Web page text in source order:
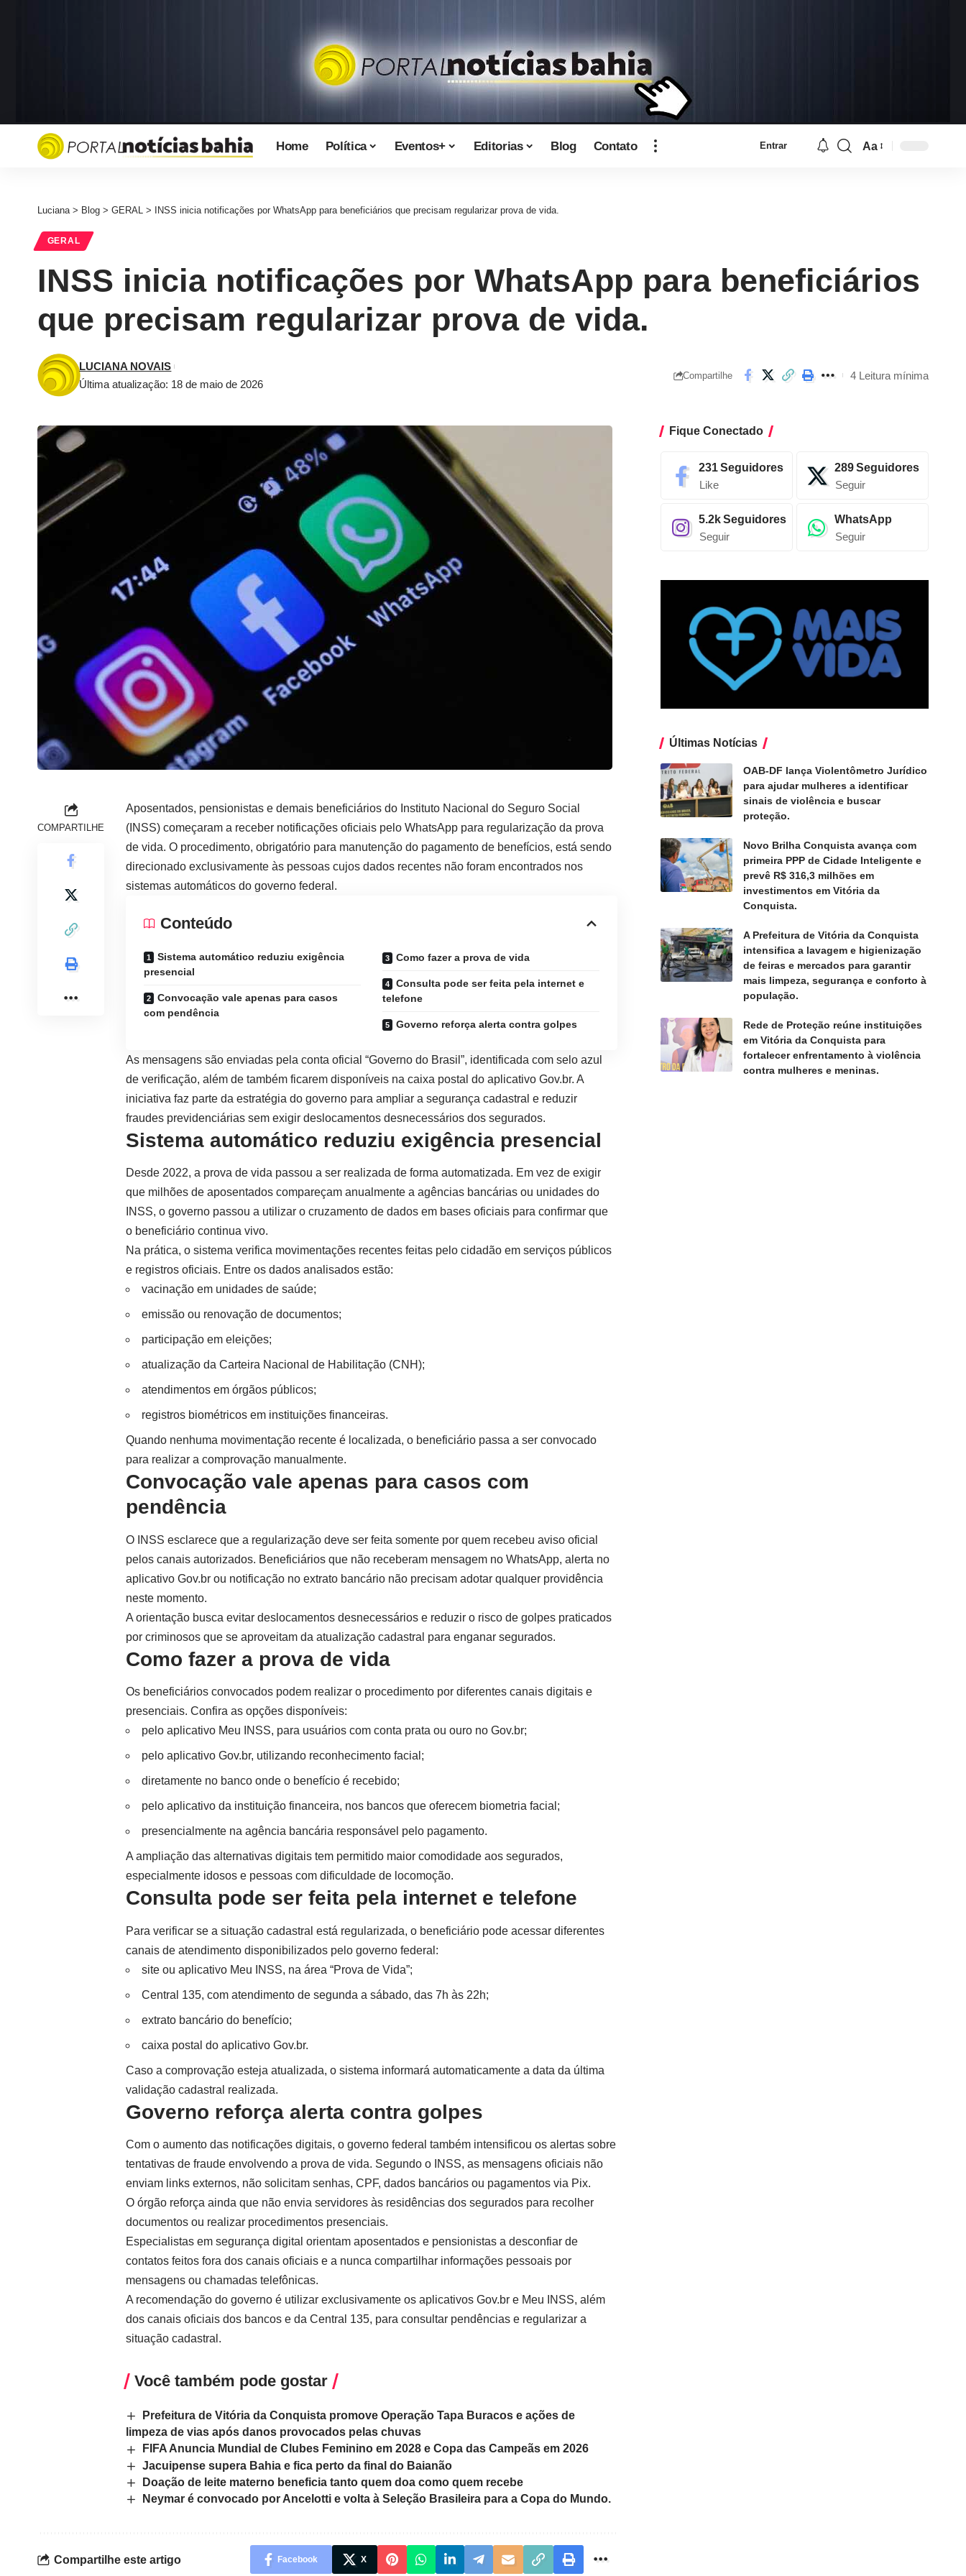
Home Política Eventos+ Editorias Blog Contato Entrar Aa
Luciana> Blog > GERAL > INSS inicia notificações por WhatsApp para beneficiários que precisam regularizar prova de vida.
GERAL
INSS inicia notificações por WhatsApp para beneficiários
que precisam regularizar prova de vida.
Última atualização: 18 de maio de 2026
LUCIANA NOVAIS
Compartilhe 4 Leitura mínima
COMPARTILHE
Aposentados, pensionistas e demais beneficiários do Instituto Nacional do Seguro Social
(INSS) começaram a receber notificações oficiais pelo WhatsApp para regularização da prova
de vida. O procedimento, obrigatório para manutenção do pagamento de benefícios, está sendo
direcionado exclusivamente às pessoas cujos dados recentes não foram encontrados nos
sistemas automáticos do governo federal.
Conteúdo
Sistema automático reduziu exigência
presencial
Convocação vale apenas para casos
com pendência
Como fazer a prova de vida
Consulta pode ser feita pela internet e
telefone
Governo reforça alerta contra golpes
As mensagens são enviadas pela conta oficial “Governo do Brasil”, identificada com selo azul
de verificação, além de também ficarem disponíveis na caixa postal do aplicativo Gov.br. A
iniciativa faz parte da estratégia do governo para ampliar a segurança cadastral e reduzir
fraudes previdenciárias sem exigir deslocamentos desnecessários dos segurados.
Sistema automático reduziu exigência presencial
Desde 2022, a prova de vida passou a ser realizada de forma automatizada. Em vez de exigir
que milhões de aposentados compareçam anualmente a agências bancárias ou unidades do
INSS, o governo passou a utilizar o cruzamento de dados em bases oficiais para confirmar que
o beneficiário continua vivo.
Na prática, o sistema verifica movimentações recentes feitas pelo cidadão em serviços públicos
e registros oficiais. Entre os dados analisados estão:
vacinação em unidades de saúde;
emissão ou renovação de documentos;
participação em eleições;
atualização da Carteira Nacional de Habilitação (CNH);
atendimentos em órgãos públicos;
registros biométricos em instituições financeiras.
Quando nenhuma movimentação recente é localizada, o beneficiário passa a ser convocado
para realizar a comprovação manualmente.
Convocação vale apenas para casos com
pendência
O INSS esclarece que a regularização deve ser feita somente por quem recebeu aviso oficial
pelos canais autorizados. Beneficiários que não receberam mensagem no WhatsApp, alerta no
aplicativo Gov.br ou notificação no extrato bancário não precisam adotar qualquer providência
neste momento.
A orientação busca evitar deslocamentos desnecessários e reduzir o risco de golpes praticados
por criminosos que se aproveitam da atualização cadastral para enganar segurados.
Como fazer a prova de vida
Os beneficiários convocados podem realizar o procedimento por diferentes canais digitais e
presenciais. Confira as opções disponíveis:
pelo aplicativo Meu INSS, para usuários com conta prata ou ouro no Gov.br;
pelo aplicativo Gov.br, utilizando reconhecimento facial;
diretamente no banco onde o benefício é recebido;
pelo aplicativo da instituição financeira, nos bancos que oferecem biometria facial;
presencialmente na agência bancária responsável pelo pagamento.
A ampliação das alternativas digitais tem permitido maior comodidade aos segurados,
especialmente idosos e pessoas com dificuldade de locomoção.
Consulta pode ser feita pela internet e telefone
Para verificar se a situação cadastral está regularizada, o beneficiário pode acessar diferentes
canais de atendimento disponibilizados pelo governo federal:
site ou aplicativo Meu INSS, na área “Prova de Vida”;
Central 135, com atendimento de segunda a sábado, das 7h às 22h;
extrato bancário do benefício;
caixa postal do aplicativo Gov.br.
Caso a comprovação esteja atualizada, o sistema informará automaticamente a data da última
validação cadastral realizada.
Governo reforça alerta contra golpes
Com o aumento das notificações digitais, o governo federal também intensificou os alertas sobre
tentativas de fraude envolvendo a prova de vida. Segundo o INSS, as mensagens oficiais não
enviam links externos, não solicitam senhas, CPF, dados bancários ou pagamentos via Pix.
O órgão reforça ainda que não envia servidores às residências dos segurados para recolher
documentos ou realizar procedimentos presenciais.
Especialistas em segurança digital orientam aposentados e pensionistas a desconfiar de
contatos feitos fora dos canais oficiais e a nunca compartilhar informações pessoais por
mensagens ou chamadas telefônicas.
A recomendação do governo é utilizar exclusivamente os aplicativos Gov.br e Meu INSS, além
dos canais oficiais dos bancos e da Central 135, para consultar pendências e regularizar a
situação cadastral.
Você também pode gostar
Prefeitura de Vitória da Conquista promove Operação Tapa Buracos e ações de
limpeza de vias após danos provocados pelas chuvas
FIFA Anuncia Mundial de Clubes Feminino em 2028 e Copa das Campeãs em 2026
Jacuipense supera Bahia e fica perto da final do Baianão
Doação de leite materno beneficia tanto quem doa como quem recebe
Neymar é convocado por Ancelotti e volta à Seleção Brasileira para a Copa do Mundo.
Compartilhe este artigo Facebook X
Fique Conectado
231Seguidores
Like
289Seguidores
Seguir
5.2kSeguidores
Seguir
WhatsApp
Seguir
Últimas Notícias
OAB-DF lança Violentômetro Jurídico
para ajudar mulheres a identificar
sinais de violência e buscar
proteção.
Novo Brilha Conquista avança com
primeira PPP de Cidade Inteligente e
prevê R$ 316,3 milhões em
investimentos em Vitória da
Conquista.
A Prefeitura de Vitória da Conquista
intensifica a lavagem e higienização
de feiras e mercados para garantir
mais limpeza, segurança e conforto à
população.
Rede de Proteção reúne instituições
em Vitória da Conquista para
fortalecer enfrentamento à violência
contra mulheres e meninas.